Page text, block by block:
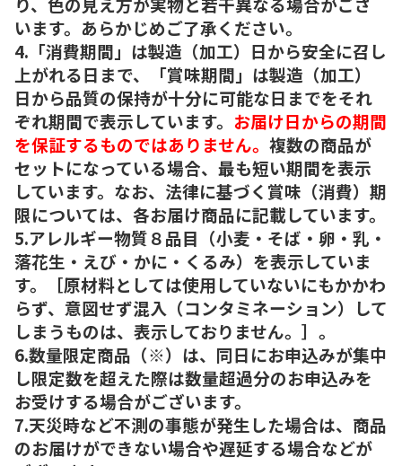
います。あらかじめご了承ください。
4.「消費期間」は製造（加工）日から安全に召し
上がれる日まで、「賞味期間」は製造（加工）
日から品質の保持が十分に可能な日までをそれ
ぞれ期間で表示しています。 お届け日からの期間
を保証するものではありません。 複数の商品が
セットになっている場合、最も短い期間を表示
しています。なお、法律に基づく賞味（消費）期
限については、各お届け商品に記載しています。
5.アレルギー物質８品目（小麦・そば・卵・乳・
落花生・えび・かに・くるみ）を表示していま
す。［原材料としては使用していないにもかかわ
らず、意図せず混入（コンタミネーション）して
しまうものは、表示しておりません。］。
6.数量限定商品（※）は、同日にお申込みが集中
し限定数を超えた際は数量超過分のお申込みを
お受けする場合がございます。
7.天災時など不測の事態が発生した場合は、商品
のお届けができない場合や遅延する場合などが